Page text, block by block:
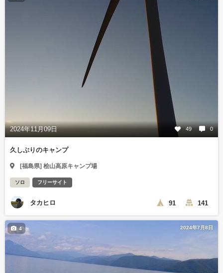
2024年11月09日 49 0
久しぶりのキャンプ
[福島県] 桧山高原キャンプ場
ソロ フリーサイト
タカヒロ 91 141
2024年7月8日
4